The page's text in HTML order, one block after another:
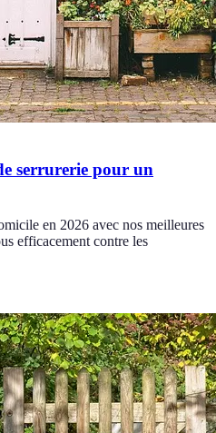
serrurerie pour un
en 2026 avec nos meilleures
efficacement contre les